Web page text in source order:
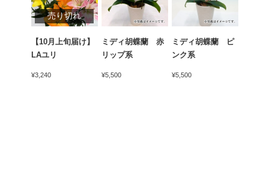
売り切れ
【10月上旬届け】
LAユリ
¥3,240
ミディ胡蝶蘭 赤
リップ系
¥5,500
ミディ胡蝶蘭 ピ
ンク系
¥5,500